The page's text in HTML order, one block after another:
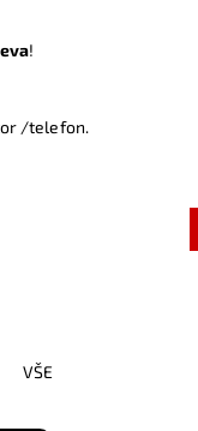
!
/telefon.
VŠE